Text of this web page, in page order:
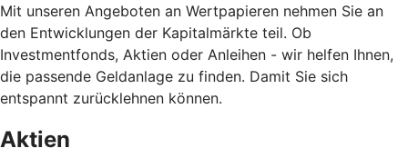
Mit unseren Angeboten an Wertpapieren nehmen Sie an
den Entwicklungen der Kapitalmärkte teil. Ob
Investmentfonds, Aktien oder Anleihen - wir helfen Ihnen,
die passende Geldanlage zu finden. Damit Sie sich
entspannt zurücklehnen können.
Aktien